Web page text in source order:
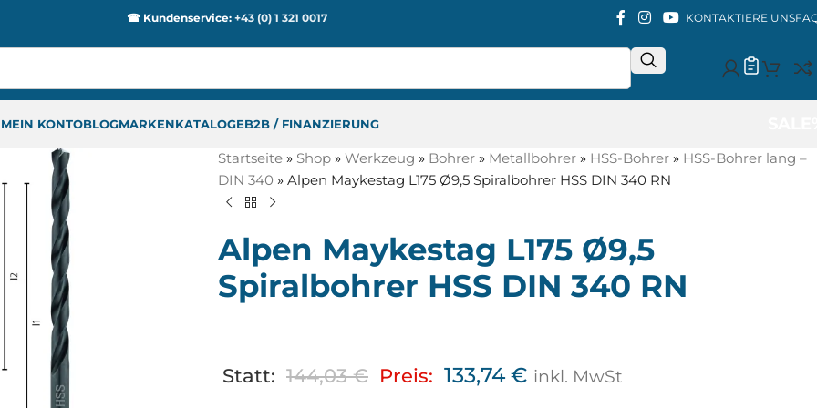
☎ Kundenservice:+43 (0) 1 321 0017 KONTAKTIERE UNS
MEIN KONTOBLOGMARKENKATALOGEB2B / FINANZIERUNG
Startseite » Shop » Werkzeug » Bohrer » Metallbohrer » HSS-Bohrer » HSS-Bohrer lang –
DIN 340 » Alpen Maykestag L175 Ø9,5 Spiralbohrer HSS DIN 340 RN
Alpen Maykestag L175 Ø9,5
Spiralbohrer HSS DIN 340 RN
Statt: 144,03€ Preis: 133,74€ inkl. MwSt